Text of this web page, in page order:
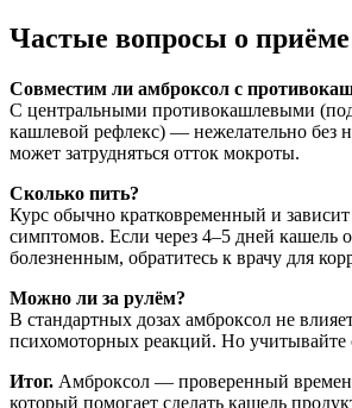
Частые вопросы о
Совместим ли амброксол с
С центральными противокашлевыми
кашлевой рефлекс) — нежелательно без
может затрудняться отток мокроты.
Сколько пить?
Курс обычно кратковременный и
симптомов. Если через 4–5 дней кашель
болезненным, обратитесь к врачу для
Можно ли за рулём?
В стандартных дозах амброксол не
психомоторных реакций. Но учитывайте
Итог. Амброксол — проверенный
который помогает сделать кашель